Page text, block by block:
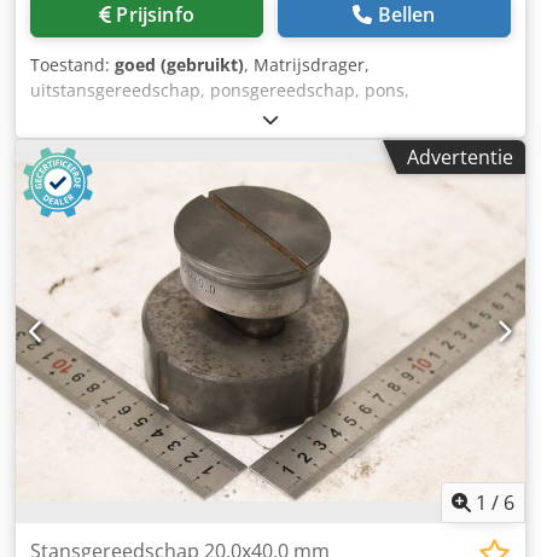
Prijsinfo Bellen
Toestand: goed (gebruikt), Matrijsdrager,
uitstansgereedschap, ponsgereedschap, pons,
ponsmatrijs, ponstempel, stempel, langgatvorm, set van
stempels en matrijzen voor langgatvorm -Ponstempel: set
van stempels en matrijzen, langgatvorm -Afmetingen: 18,0
x 40,0 mm -Matrijs: 18,7 x 40,7 mm -Afmetingen voor
transport: Ø 90 x 80 mm Dedpezr Exgsfx Apvekr -Gewicht:
Advertentie
1 / 6
Stansgereedschap 20,0x40,0 mm